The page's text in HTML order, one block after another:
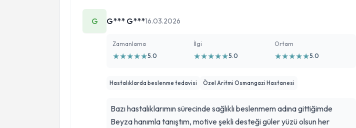
G G*** G***16.03.2026
Zamanlama
★★★★★5.0
İlgi
★★★★★5.0
Ortam
★★★★★5.0
Hastalıklarda beslenme tedavisi Özel Aritmi Osmangazi Hastanesi
Bazı hastalıklarımın sürecinde sağlıklı beslenmem adına gittiğimde
Beyza hanımla tanıştım, motive şekli desteği güler yüzü olsun her